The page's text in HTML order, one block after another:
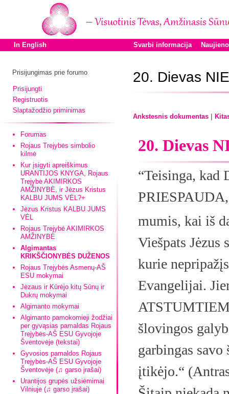
In English Svarbi informacija
Prisijungimas prie forumo
Prisijungti
Registruotis
Slaptažodžio priminimas
Forumas
Rojaus Trejybės simbolio
kilmė
Kur įsigyti apreiškimus
URANTIJOS KNYGA, Rojaus
Trejybė AKIMIRKOS
AMŽINYBĖ, ir Jėzus Kristus
KALBU JUMS VĖL?+
Jėzus Kristus KALBU JUMS
VĖL
Rojaus Trejybė AKIMIRKOS
AMŽINYBĖ
Algimantas
KRIKŠČIONYBĖS DUŽENOS
Rojaus Trejybės Asmenų-AŠ
ESU mokymai
Jėzaus ir Kūrėjo kitų Sūnų ir
Dukrų mokymai
Algimanto mokymai
Algimanto pamokomieji žodžiai
per gyvąsias pamaldas Rojaus
Trejybės-AŠ ESU Gyvojoje
Šventovėje (tekstai)
Gyvosios pamaldos Rojaus
Trejybės-AŠ ESU Gyvojoje
Šventovėje (♫ garso įrašai)
Urantijos grupės užsiėmimai
Vilniuje (♫ garso įrašai)
20. Dievas
Ankstesnis dokumentas |
20. Dievas
“Teisinga, kad
mumis, kai iš
Viešpats Jėzus
kurie
Evangelijai.
šlovingos
garbingas
įtikėjo.“